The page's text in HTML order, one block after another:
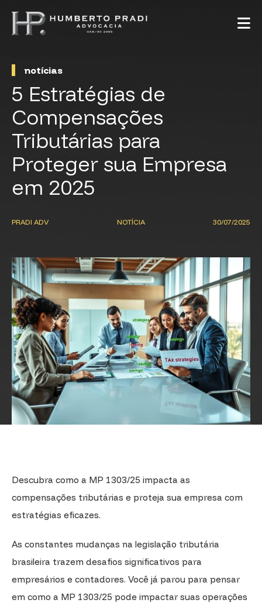
notícias
5 Estratégias de
Compensações
Tributárias para
Proteger sua Empresa
em 2025
PRADI ADV NOTÍCIA 30/07/2025
Descubra como a MP 1303/25 impacta as
compensações tributárias e proteja sua empresa com
estratégias eficazes.
As constantes mudanças na legislação tributária
brasileira trazem desafios significativos para
empresários e contadores. Você já parou para pensar
em como a MP 1303/25 pode impactar suas operações